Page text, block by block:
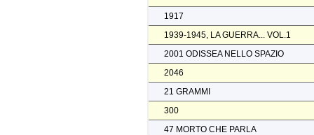
1917
1939-1945, LA GUERRA... VOL.1
2001 ODISSEA NELLO SPAZIO
2046
21 GRAMMI
300
47 MORTO CHE PARLA